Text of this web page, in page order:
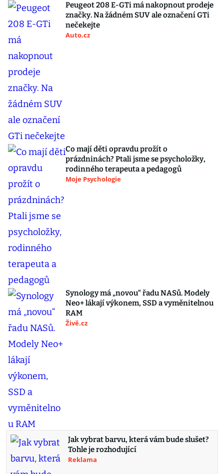
Peugeot 208 E-GTi má nakopnout prodeje
značky. Na žádném SUV ale označení GTi
nečekejte
Auto.cz
Co mají děti opravdu prožít o
prázdninách? Ptali jsme se psycholožky,
rodinného terapeuta a pedagogů
Moje Psychologie
Synology má „novou“ řadu NASů. Modely
Neo+ lákají výkonem, SSD a vyměnitelnou
RAM
Živě.cz
Jak vybrat barvu, která vám bude slušet?
Tohle je rozhodující
Reklama